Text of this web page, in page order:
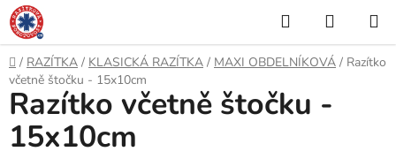
Přejít
na
obsah
Hledat
KOŠÍK
Domů
/ RAZÍTKA / KLASICKÁ RAZÍTKA / MAXI OBDELNÍKOVÁ / Razítko
včetně štočku - 15x10cm
Razítko včetně štočku -
15x10cm